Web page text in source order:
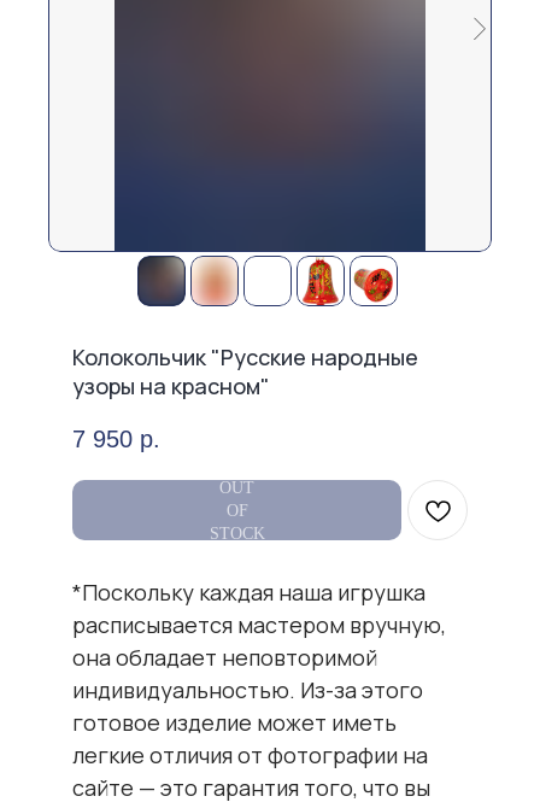
Колокольчик "Русские народные
узоры на красном"
7 950 р.
OUT
OF
STOCK
*Поскольку каждая наша игрушка
расписывается мастером вручную,
она обладает неповторимой
индивидуальностью. Из-за этого
готовое изделие может иметь
легкие отличия от фотографии на
сайте — это гарантия того, что вы
Наши популярные
товары
[Хит продаж]